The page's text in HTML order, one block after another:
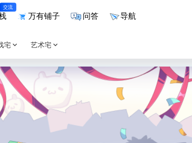
交流
万有铺子 问答 导航
宅 艺术宅